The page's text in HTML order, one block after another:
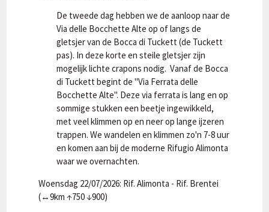
De tweede dag hebben we de aanloop naar de
Via delle Bocchette Alte op of langs de
gletsjer van de Bocca di Tuckett (de Tuckett
pas). In deze korte en steile gletsjer zijn
mogelijk lichte crapons nodig. Vanaf de Bocca
di Tuckett begint de "Via Ferrata delle
Bocchette Alte". Deze via ferrata is lang en op
sommige stukken een beetje ingewikkeld,
met veel klimmen op en neer op lange ijzeren
trappen. We wandelen en klimmen zo'n 7-8 uur
en komen aan bij de moderne Rifugio Alimonta
waar we overnachten.
Woensdag 22/07/2026: Rif. Alimonta - Rif. Brentei
(↔9km ↑750 ↓900)